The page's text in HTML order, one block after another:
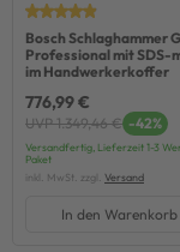
Bosch Schlaghammer
Professional mit SDS-
im Handwerkerkoffer
776,99 €
UVP 1.349,46 € -42%
Versandfertig, Lieferzeit 1-3
Paket
inkl. MwSt. zzgl. Versand
In den Warenkorb